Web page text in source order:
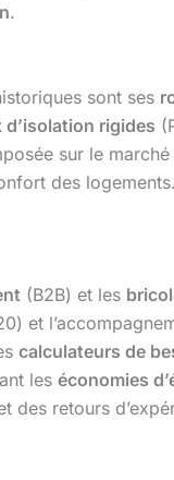
.
sont ses
d’isolation rigides
sur le
des
(B2B) et les
et
calculateurs de
les économies
des retours